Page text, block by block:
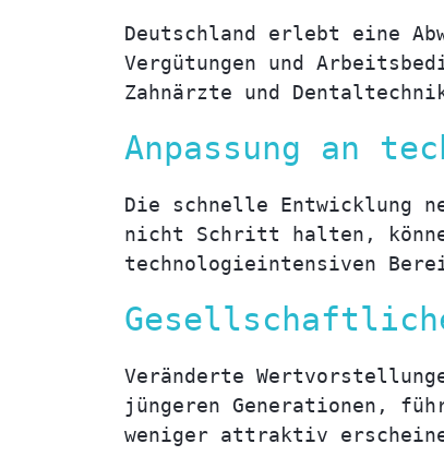
Deutschland erlebt eine
Vergütungen und
Zahnärzte und
Anpassung an
Die schnelle Entwicklung
nicht Schritt halten,
technologieintensiven
Veränderte
jüngeren Generationen,
weniger attraktiv